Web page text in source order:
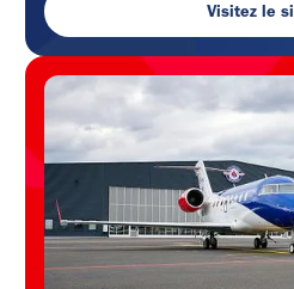
Visitez le